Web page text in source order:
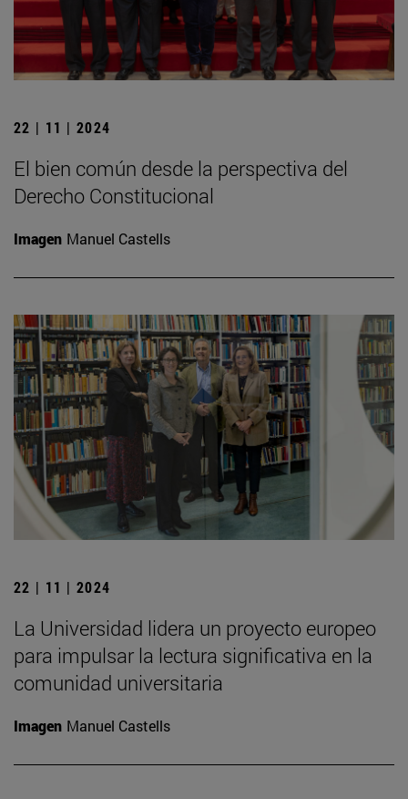
22 | 11 | 2024
El bien común desde la perspectiva del
Derecho Constitucional
Imagen Manuel Castells
22 | 11 | 2024
La Universidad lidera un proyecto europeo
para impulsar la lectura significativa en la
comunidad universitaria
Imagen Manuel Castells